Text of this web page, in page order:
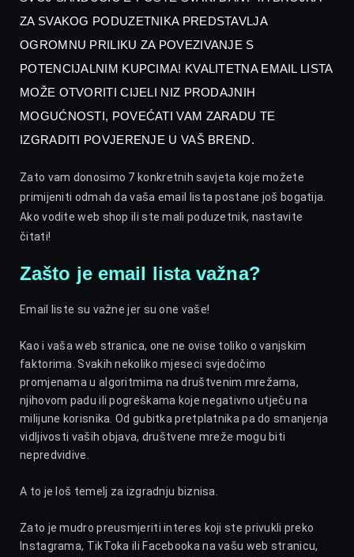
ZA SVAKOG PODUZETNIKA PREDSTAVLJA
OGROMNU PRILIKU ZA POVEZIVANJE S
POTENCIJALNIM KUPCIMA! KVALITETNA EMAIL LISTA
MOŽE OTVORITI CIJELI NIZ PRODAJNIH
MOGUĆNOSTI, POVEĆATI VAM ZARADU TE
IZGRADITI POVJERENJE U VAŠ BREND.
Zato vam donosimo 7 konkretnih savjeta koje možete
primijeniti odmah da vaša email lista postane još bogatija.
Ako vodite web shop ili ste mali poduzetnik, nastavite
čitati!
Zašto je email lista važna?
Email liste su važne jer su one vaše!
Kao i vaša web stranica, one ne ovise toliko o vanjskim
faktorima. Svakih nekoliko mjeseci svjedočimo
promjenama u algoritmima na društvenim mrežama,
njihovom padu ili pogreškama koje negativno utječu na
milijune korisnika. Od gubitka pretplatnika pa do smanjenja
vidljivosti vaših objava, društvene mreže mogu biti
nepredvidive.
A to je loš temelj za izgradnju biznisa.
Zato je mudro preusmjeriti interes koji ste privukli preko
Instagrama, TikToka ili Facebooka na vašu web stranicu,